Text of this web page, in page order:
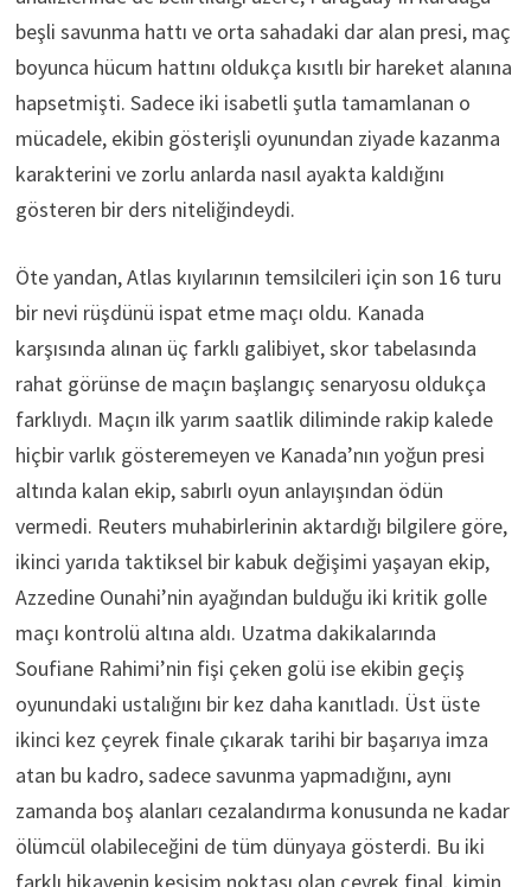
beşli savunma hattı ve orta sahadaki dar alan presi, maç
boyunca hücum hattını oldukça kısıtlı bir hareket alanına
hapsetmişti. Sadece iki isabetli şutla tamamlanan o
mücadele, ekibin gösterişli oyunundan ziyade kazanma
karakterini ve zorlu anlarda nasıl ayakta kaldığını
gösteren bir ders niteliğindeydi.
Öte yandan, Atlas kıyılarının temsilcileri için son 16 turu
bir nevi rüşdünü ispat etme maçı oldu. Kanada
karşısında alınan üç farklı galibiyet, skor tabelasında
rahat görünse de maçın başlangıç senaryosu oldukça
farklıydı. Maçın ilk yarım saatlik diliminde rakip kalede
hiçbir varlık gösteremeyen ve Kanada’nın yoğun presi
altında kalan ekip, sabırlı oyun anlayışından ödün
vermedi. Reuters muhabirlerinin aktardığı bilgilere göre,
ikinci yarıda taktiksel bir kabuk değişimi yaşayan ekip,
Azzedine Ounahi’nin ayağından bulduğu iki kritik golle
maçı kontrolü altına aldı. Uzatma dakikalarında
Soufiane Rahimi’nin fişi çeken golü ise ekibin geçiş
oyunundaki ustalığını bir kez daha kanıtladı. Üst üste
ikinci kez çeyrek finale çıkarak tarihi bir başarıya imza
atan bu kadro, sadece savunma yapmadığını, aynı
zamanda boş alanları cezalandırma konusunda ne kadar
ölümcül olabileceğini de tüm dünyaya gösterdi. Bu iki
farklı hikayenin kesişim noktası olan çeyrek final, kimin